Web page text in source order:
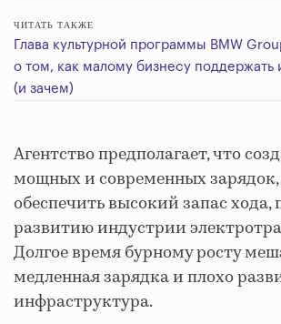
ЧИТАТЬ ТАКЖЕ
Глава культурной программы BMW
о том, как малому бизнесу поддержать
(и зачем)
Агентство предполагает, что
мощных и современных
обеспечить высокий запас
развитию индустрии
Долгое время бурному росту
медленная зарядка и плохо
инфраструктура.